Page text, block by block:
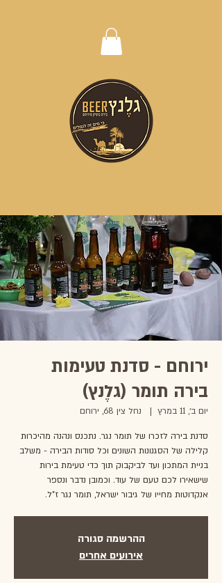
ירוחם - סדנת טעימות
בירה תומר (גלֶנץ)
יום ב׳, 11 במרץ
  |
נחל צין 68, ירוחם
סדנת בירה לזכרו של תומר נגר. נתכנס ונהנה מהיכרות
קלילה של הסגנונות השונים וכל סודות הבירה - משלב
בניית המתכון ועד לביקבוק תוך כדי טעימת בירות
שישאירו לכם טעם של עוד. וכמובן נדבר ונספר
אנקדוטות מחייו של גיבור ישראל, תומר נגר ז"ל.
ההרשמה סגורה
אירועים אחרים